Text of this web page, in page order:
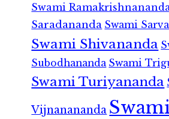
Swami Ramakrishnananda
Saradananda Swami
Swami Shivananda
Subodhananda Swami
Swami Turiyananda
Vijnanananda Swami